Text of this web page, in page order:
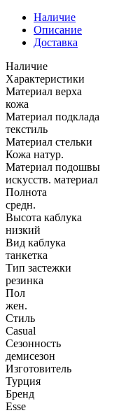
Наличие
Описание
Доставка
Наличие
Характеристики
Материал верха
кожа
Материал подклада
текстиль
Материал стельки
Кожа натур.
Материал подошвы
искусств. материал
Полнота
средн.
Высота каблука
низкий
Вид каблука
танкетка
Тип застежки
резинка
Пол
жен.
Стиль
Casual
Сезонность
демисезон
Изготовитель
Турция
Бренд
Esse